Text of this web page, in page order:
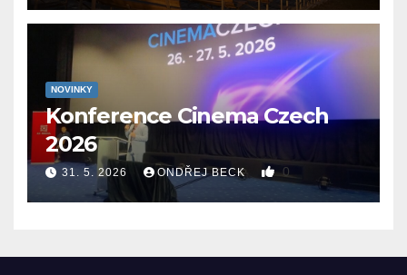
NOVINKY
Konference Cinema Czech
2026
31. 5. 2026 ONDŘEJ BECK 0